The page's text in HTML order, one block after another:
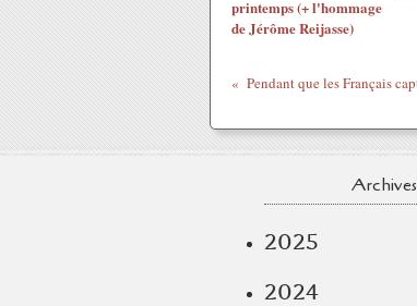
printemps (+ l'hommage
de Jérôme Reijasse)
Archives
2025
2024